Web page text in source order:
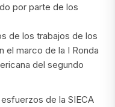
por parte de los
de los trabajos de los
el marco de la I Ronda
del segundo
de la SIECA